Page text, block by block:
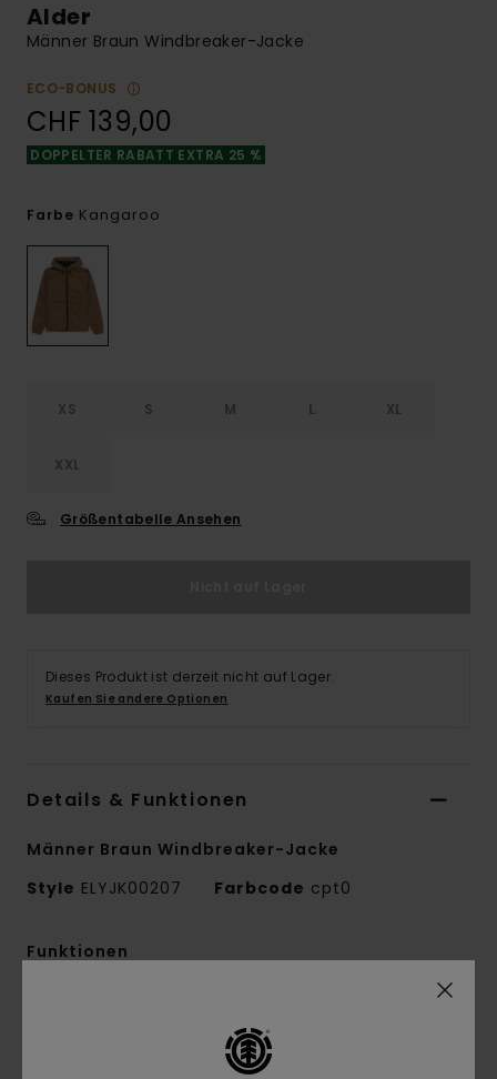
Alder
Männer Braun Windbreaker-Jacke
ECO-BONUS
CHF 139,00
DOPPELTER RABATT EXTRA 25 %
Farbe Kangaroo
XS S M L XL
XXL
Größentabelle Ansehen
Dieses Produkt ist derzeit nicht auf Lager.
Kaufen Sie andere Optionen
Details & Funktionen
Männer Braun Windbreaker-Jacke
Style ELYJK00207 Farbcode cpt0
Funktionen
Canvas-Stoff aus 65 % recyceltem
Polyester und 35 % Baumwolle [215 g/m2]